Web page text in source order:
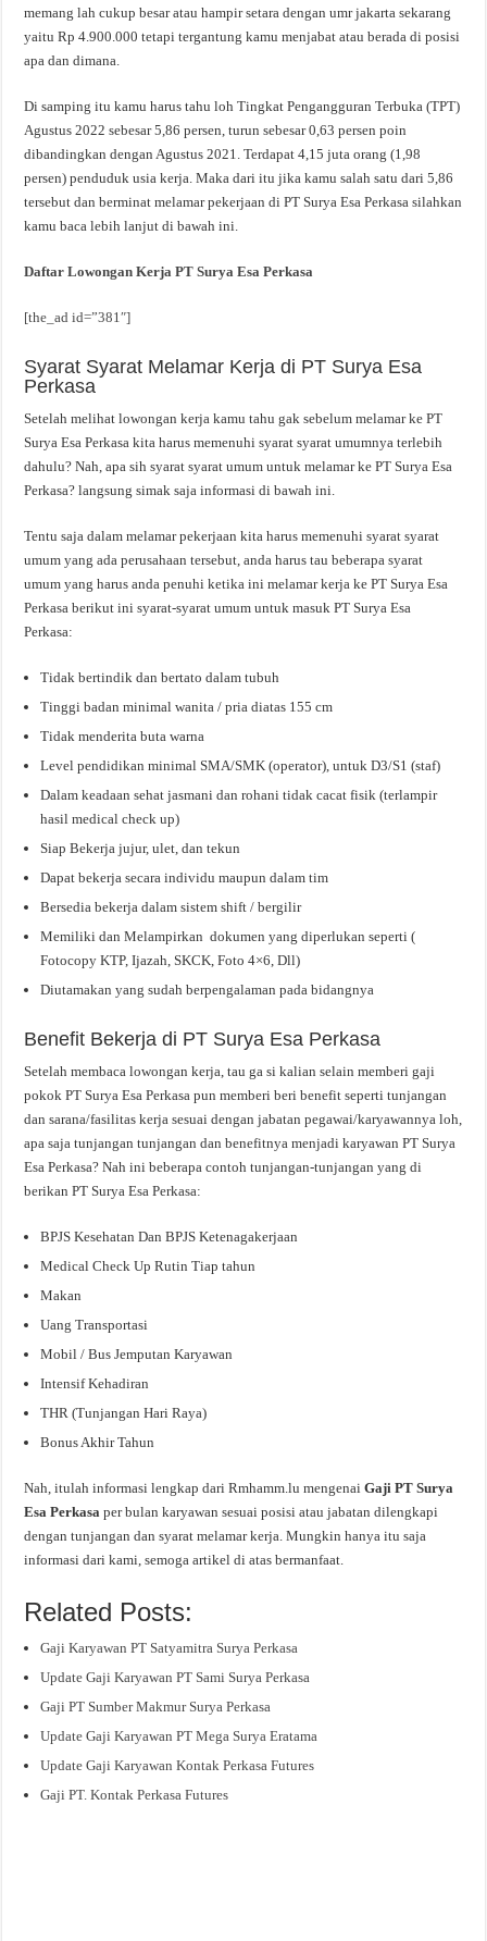
memang lah cukup besar atau hampir setara dengan umr jakarta sekarang
yaitu Rp 4.900.000 tetapi tergantung kamu menjabat atau berada di posisi
apa dan dimana.
Di samping itu kamu harus tahu loh Tingkat Pengangguran Terbuka (TPT)
Agustus 2022 sebesar 5,86 persen, turun sebesar 0,63 persen poin
dibandingkan dengan Agustus 2021. Terdapat 4,15 juta orang (1,98
persen) penduduk usia kerja. Maka dari itu jika kamu salah satu dari 5,86
tersebut dan berminat melamar pekerjaan di PT Surya Esa Perkasa silahkan
kamu baca lebih lanjut di bawah ini.
Daftar Lowongan Kerja PT Surya Esa Perkasa
[the_ad id=”381″]
Syarat Syarat Melamar Kerja di PT Surya Esa
Perkasa
Setelah melihat lowongan kerja kamu tahu gak sebelum melamar ke PT
Surya Esa Perkasa kita harus memenuhi syarat syarat umumnya terlebih
dahulu? Nah, apa sih syarat syarat umum untuk melamar ke PT Surya Esa
Perkasa? langsung simak saja informasi di bawah ini.
Tentu saja dalam melamar pekerjaan kita harus memenuhi syarat syarat
umum yang ada perusahaan tersebut, anda harus tau beberapa syarat
umum yang harus anda penuhi ketika ini melamar kerja ke PT Surya Esa
Perkasa berikut ini syarat-syarat umum untuk masuk PT Surya Esa
Perkasa:
Tidak bertindik dan bertato dalam tubuh
Tinggi badan minimal wanita / pria diatas 155 cm
Tidak menderita buta warna
Level pendidikan minimal SMA/SMK (operator), untuk D3/S1 (staf)
Dalam keadaan sehat jasmani dan rohani tidak cacat fisik (terlampir
hasil medical check up)
Siap Bekerja jujur, ulet, dan tekun
Dapat bekerja secara individu maupun dalam tim
Bersedia bekerja dalam sistem shift / bergilir
Memiliki dan Melampirkan dokumen yang diperlukan seperti (
Fotocopy KTP, Ijazah, SKCK, Foto 4×6, Dll)
Diutamakan yang sudah berpengalaman pada bidangnya
Benefit Bekerja di PT Surya Esa Perkasa
Setelah membaca lowongan kerja, tau ga si kalian selain memberi gaji
pokok PT Surya Esa Perkasa pun memberi beri benefit seperti tunjangan
dan sarana/fasilitas kerja sesuai dengan jabatan pegawai/karyawannya loh,
apa saja tunjangan tunjangan dan benefitnya menjadi karyawan PT Surya
Esa Perkasa? Nah ini beberapa contoh tunjangan-tunjangan yang di
berikan PT Surya Esa Perkasa:
BPJS Kesehatan Dan BPJS Ketenagakerjaan
Medical Check Up Rutin Tiap tahun
Makan
Uang Transportasi
Mobil / Bus Jemputan Karyawan
Intensif Kehadiran
THR (Tunjangan Hari Raya)
Bonus Akhir Tahun
Nah, itulah informasi lengkap dari Rmhamm.lu mengenaiGaji PT Surya
Esa Perkasaper bulan karyawan sesuai posisi atau jabatan dilengkapi
dengan tunjangan dan syarat melamar kerja. Mungkin hanya itu saja
informasi dari kami, semoga artikel di atas bermanfaat.
Related Posts:
Gaji Karyawan PT Satyamitra Surya Perkasa
Update Gaji Karyawan PT Sami Surya Perkasa
Gaji PT Sumber Makmur Surya Perkasa
Update Gaji Karyawan PT Mega Surya Eratama
Update Gaji Karyawan Kontak Perkasa Futures
Gaji PT. Kontak Perkasa Futures